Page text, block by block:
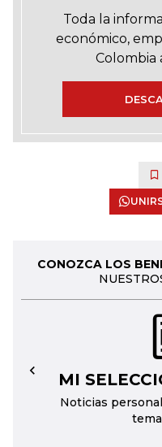
Toda la
económico,
Colombia
CONOZCA LOS
MI
Noticias
←